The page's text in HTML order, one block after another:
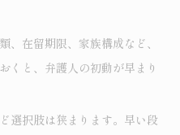
、在留期限、家族構成など、
くと、弁護人の初動が早まり
選択肢は狭まります。早い段